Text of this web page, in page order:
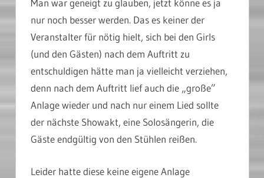
Man war geneigt zu glauben, jetzt könne es ja
nur noch besser werden. Das es keiner der
Veranstalter für nötig hielt, sich bei den Girls
(und den Gästen) nach dem Auftritt zu
entschuldigen hätte man ja vielleicht verziehen,
denn nach dem Auftritt lief auch die „große”
Anlage wieder und nach nur einem Lied sollte
der nächste Showakt, eine Solosängerin, die
Gäste endgültig von den Stühlen reißen.
Leider hatte diese keine eigene Anlage